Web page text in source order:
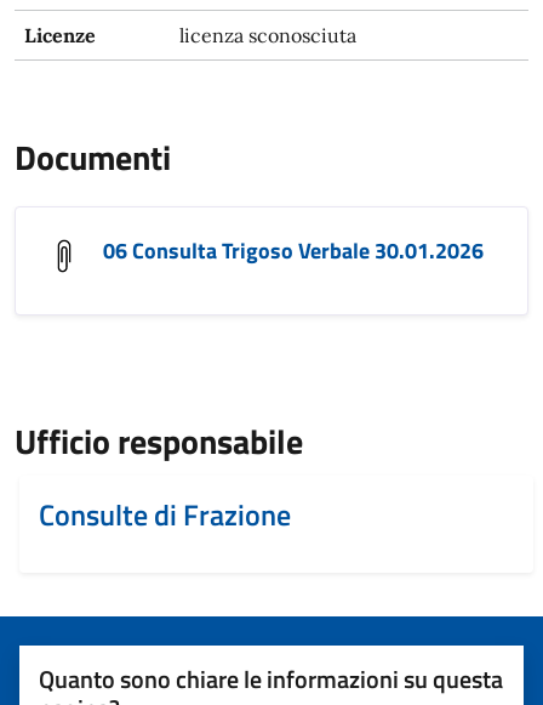
Licenze licenza sconosciuta
Documenti
06 Consulta Trigoso Verbale 30.01.2026
Ufficio responsabile
Consulte di Frazione
Quanto sono chiare le informazioni su questa